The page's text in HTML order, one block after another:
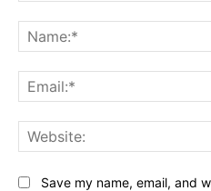
Save my name, email, and